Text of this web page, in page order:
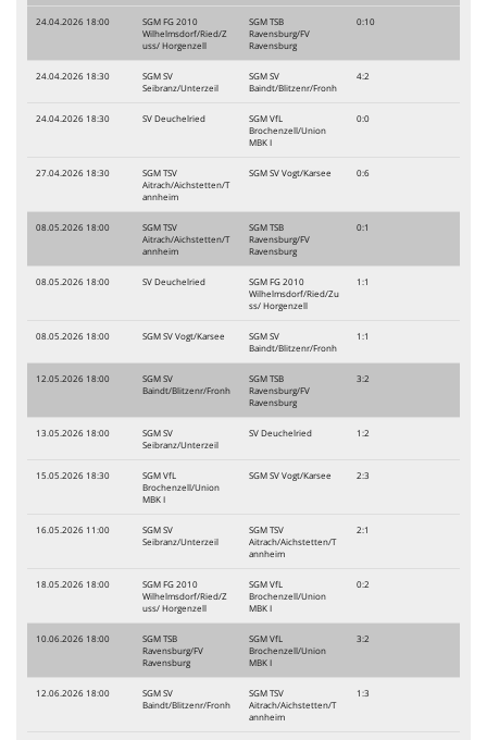
24.04.2026 18:00
SGM FG 2010
Wilhelmsdorf/Ried/Z
uss/ Horgenzell
SGM TSB
Ravensburg/FV
Ravensburg
0:10
24.04.2026 18:30
SGM SV
Seibranz/Unterzeil
SGM SV
Baindt/Blitzenr/Fronh
4:2
24.04.2026 18:30 SV Deuchelried
SGM VfL
Brochenzell/Union
MBK I
0:0
27.04.2026 18:30
SGM TSV
Aitrach/Aichstetten/T
annheim
SGM SV Vogt/Karsee 0:6
08.05.2026 18:00
SGM TSV
Aitrach/Aichstetten/T
annheim
SGM TSB
Ravensburg/FV
Ravensburg
0:1
08.05.2026 18:00 SV Deuchelried
SGM FG 2010
Wilhelmsdorf/Ried/Zu
ss/ Horgenzell
1:1
08.05.2026 18:00 SGM SV Vogt/Karsee
SGM SV
Baindt/Blitzenr/Fronh
1:1
12.05.2026 18:00
SGM SV
Baindt/Blitzenr/Fronh
SGM TSB
Ravensburg/FV
Ravensburg
3:2
13.05.2026 18:00
SGM SV
Seibranz/Unterzeil
SV Deuchelried 1:2
15.05.2026 18:30
SGM VfL
Brochenzell/Union
MBK I
SGM SV Vogt/Karsee 2:3
16.05.2026 11:00
SGM SV
Seibranz/Unterzeil
SGM TSV
Aitrach/Aichstetten/T
annheim
2:1
18.05.2026 18:00
SGM FG 2010
Wilhelmsdorf/Ried/Z
uss/ Horgenzell
SGM VfL
Brochenzell/Union
MBK I
0:2
10.06.2026 18:00
SGM TSB
Ravensburg/FV
Ravensburg
SGM VfL
Brochenzell/Union
MBK I
3:2
12.06.2026 18:00
SGM SV
Baindt/Blitzenr/Fronh
SGM TSV
Aitrach/Aichstetten/T
annheim
1:3